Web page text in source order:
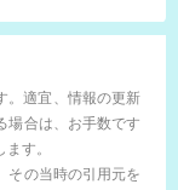
。適宜、情報の更新
場合は、お手数です
す。
その当時の引用元を